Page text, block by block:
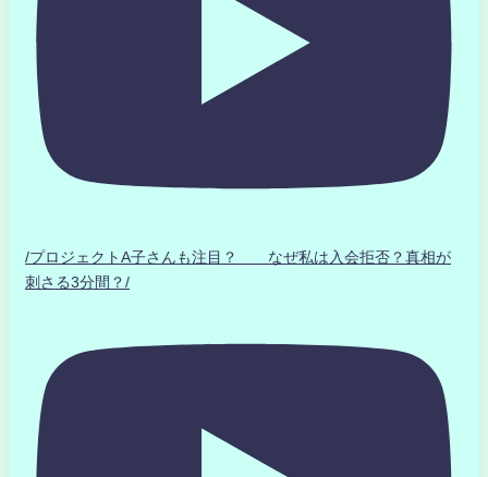
/プロジェクトA子さんも注目？ なぜ私は入会拒否？真相が
刺さる3分間？/